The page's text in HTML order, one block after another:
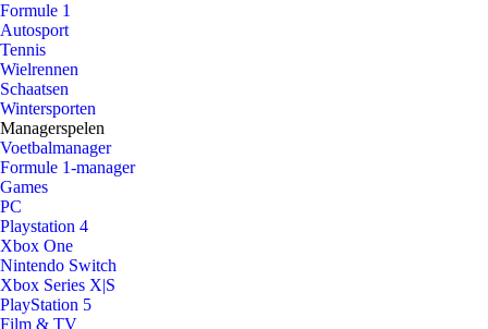
Formule 1
Autosport
Tennis
Wielrennen
Schaatsen
Wintersporten
Managerspelen
Voetbalmanager
Formule 1-manager
Games
PC
Playstation 4
Xbox One
Nintendo Switch
Xbox Series X|S
PlayStation 5
Film & TV